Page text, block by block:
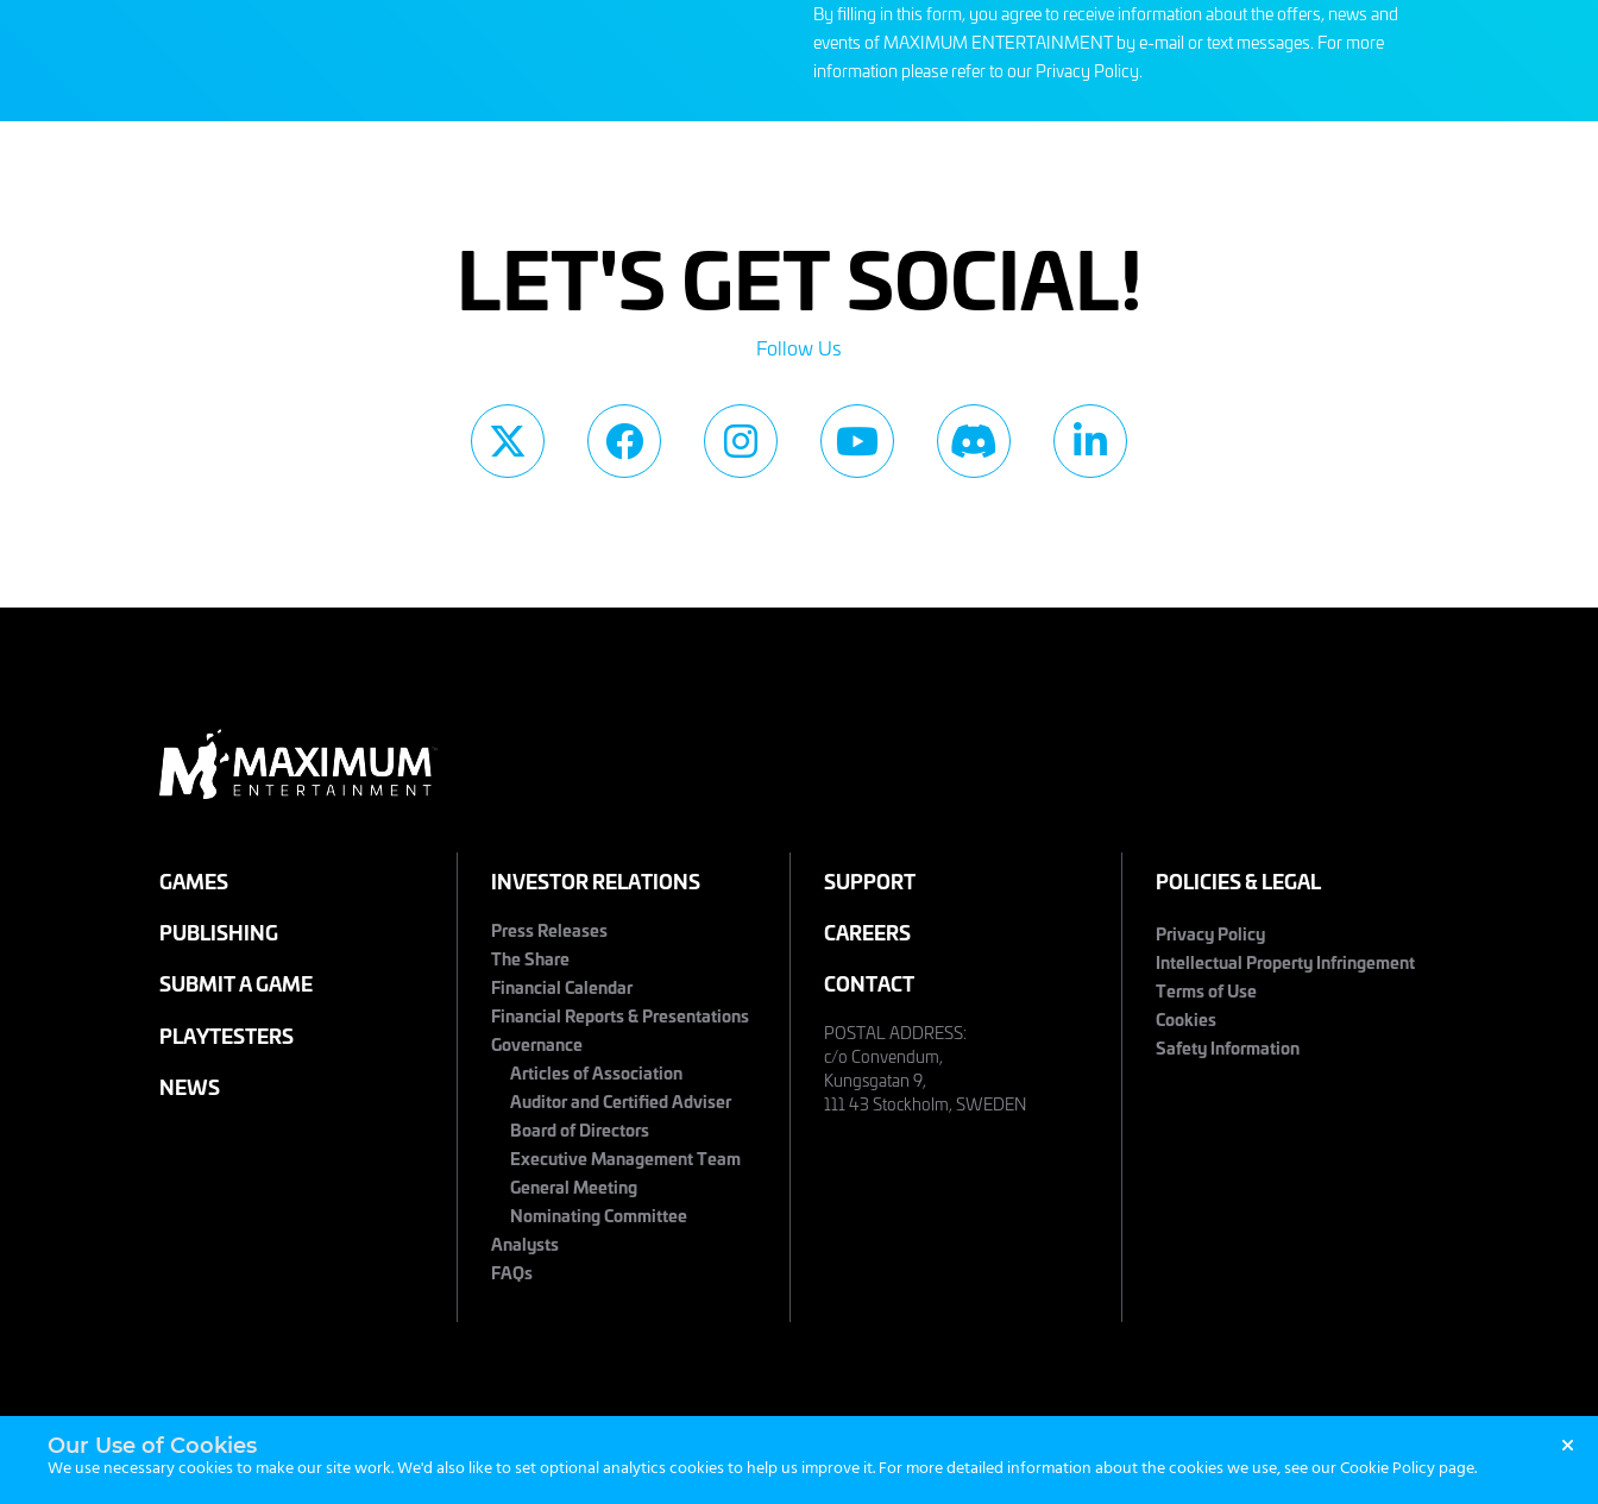
By filling in this form, you agree to receive information about the offers, news and
events of MAXIMUM ENTERTAINMENT by e-mail or text messages. For more
information please refer to our Privacy Policy.
LET'S GET SOCIAL!
Follow Us
GAMES
PUBLISHING
SUBMIT A GAME
PLAYTESTERS
NEWS
INVESTOR RELATIONS
Press Releases
The Share
Financial Calendar
Financial Reports & Presentations
Governance
Articles of Association
Auditor and Certified Adviser
Board of Directors
Executive Management Team
General Meeting
Nominating Committee
Analysts
FAQs
SUPPORT
CAREERS
CONTACT
POSTAL ADDRESS:
c/o Convendum,
Kungsgatan 9,
111 43 Stockholm, SWEDEN
POLICIES & LEGAL
Privacy Policy
Intellectual Property Infringement
Terms of Use
Cookies
Safety Information
Our Use of Cookies
We use necessary cookies to make our site work. We'd also like to set optional analytics cookies to help us improve it. For more detailed information about the cookies we use, see ourCookie Policy page.